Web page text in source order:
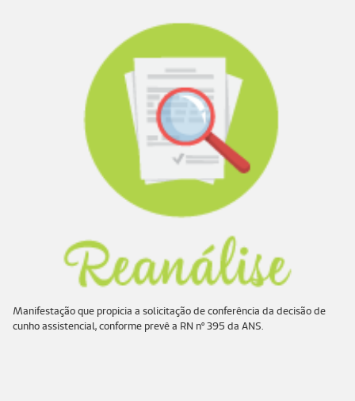
Manifestação que propicia a solicitação de conferência da decisão de
cunho assistencial, conforme prevê a RN nº 395 da ANS.